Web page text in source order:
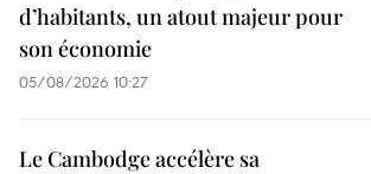
d’habitants, un atout majeur pour
son économie
05/08/2026 10:27
Le Cambodge accélère sa